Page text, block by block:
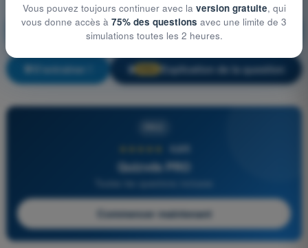
Droit aérien et procédures du contrôle de la
circulation aérienne
S'entraîner ! 🔒 Explication de la question
4,6/5
Quizvds PRO
Commencer maintenant
Vous pouvez toujours continuer avec la version gratuite, qui
vous donne accès à 75% des questions avec une limite de 3
simulations toutes les 2 heures.